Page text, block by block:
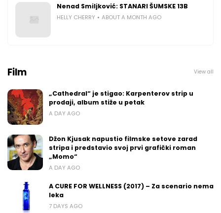
Nenad Smiljković: STANARI ŠUMSKE 13B
HELLY CHERRY ABOUT A MONTH AGO
Film View all
„Cathedral“ je stigao: Karpenterov strip u
prodaji, album stiže u petak
A DAY AGO
Džon Kjusak napustio filmske setove zarad
stripa i predstavio svoj prvi grafički roman
„Momo“
A DAY AGO
A CURE FOR WELLNESS (2017) – Za scenario nema
leka
7 DAYS AGO